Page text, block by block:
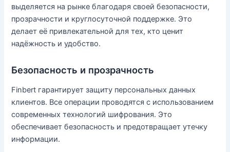
выделяется на рынке благодаря своей безопасности,
прозрачности и круглосуточной поддержке. Это
делает её привлекательной для тех, кто ценит
надёжность и удобство.
Безопасность и прозрачность
Finbert гарантирует защиту персональных данных
клиентов. Все операции проводятся с использованием
современных технологий шифрования. Это
обеспечивает безопасность и предотвращает утечку
информации.